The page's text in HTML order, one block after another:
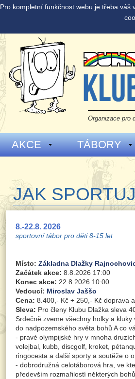
Pro kompletní funkčnost webu je třeba
Organizace pro
AKCE TÁBORY
JAK
8.-22.8. 2026
sportovní tábor pro děti 8-15 let
Místo: Základna Dlažky
Začátek akce: 8.8.2026 17:00
Konec akce: 22.8.2026 10:00
Vedoucí: Miroslav Jaššo
Cena: 8.400,- Kč + 250,- Kč doprava
Sleva: Pro členy Klubu Dlažka sleva
Srdečně zveme všechny holky a
do nadpozemského světa bohů A co
- pravé olympijské hry v mnoha
volejbal, kubb, discgolf, kroket,
ringocesta a další sporty a soutěže o
- dobrodružná celotáborová hra, ve
především rozmařilostí některých